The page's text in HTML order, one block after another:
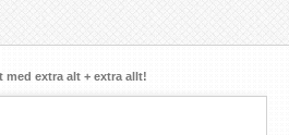
med extra alt + extra allt!